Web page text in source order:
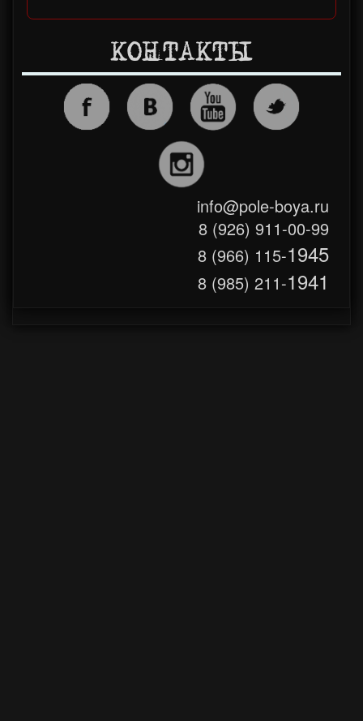
КОНТАКТЫ
info@pole-boya.ru
8 (926) 911-00-99
8 (966) 115-1945
8 (985) 211-1941